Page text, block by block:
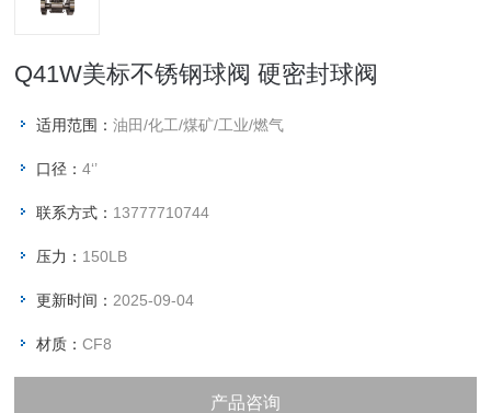
Q41W美标不锈钢球阀 硬密封球阀
适用范围：油田/化工/煤矿/工业/燃气
口径：4‘’
联系方式： 13777710744
压力： 150LB
更新时间： 2025-09-04
材质：CF8
产品咨询